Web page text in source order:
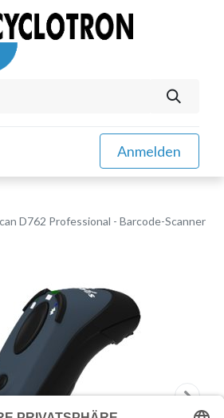
Anmelden
D762 Professional - Barcode-Scanner